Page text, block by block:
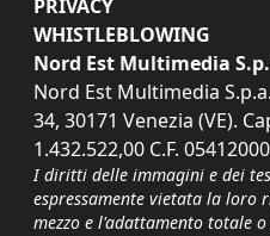
PRIVACY
WHISTLEBLOWING
Nord Est Multimedia
Nord Est Multimedia
34, 30171 Venezia (VE).
1.432.522,00 C.F.
I diritti delle immagini e dei
espressamente vietata la loro
mezzo e l'adattamento totale